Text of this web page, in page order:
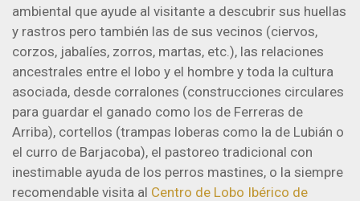
ambiental que ayude al visitante a descubrir sus huellas
y rastros pero también las de sus vecinos (ciervos,
corzos, jabalíes, zorros, martas, etc.), las relaciones
ancestrales entre el lobo y el hombre y toda la cultura
asociada, desde corralones (construcciones circulares
para guardar el ganado como los de Ferreras de
Arriba), cortellos (trampas loberas como la de Lubián o
el curro de Barjacoba), el pastoreo tradicional con
inestimable ayuda de los perros mastines, o la siempre
recomendable visita al Centro de Lobo Ibérico de